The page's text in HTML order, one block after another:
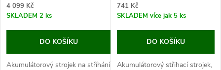
4 099 Kč
SKLADEM 2 ks
DO KOŠÍKU
Akumulátorový strojek na stříhání
741 Kč
SKLADEM více jak 5 ks
DO KOŠÍKU
Akumulátorový střihací strojek,